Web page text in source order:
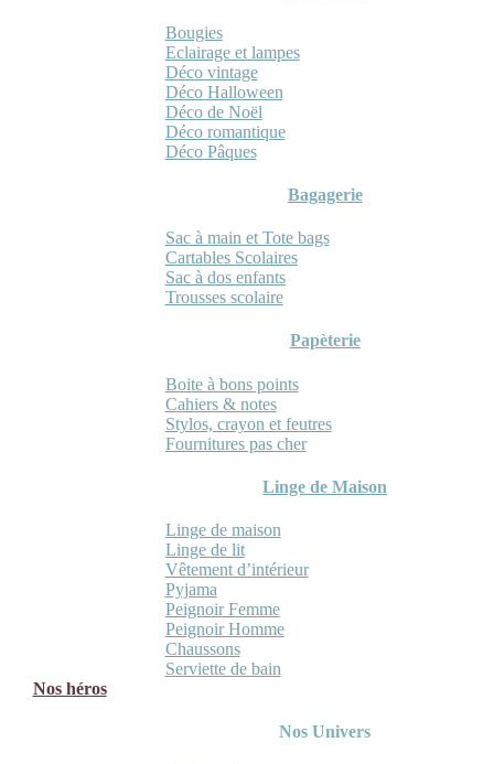
Bougies
Eclairage et lampes
Déco vintage
Déco Halloween
Déco de Noël
Déco romantique
Déco Pâques
Bagagerie
Sac à main et Tote bags
Cartables Scolaires
Sac à dos enfants
Trousses scolaire
Papèterie
Boite à bons points
Cahiers & notes
Stylos, crayon et feutres
Fournitures pas cher
Linge de Maison
Linge de maison
Linge de lit
Vêtement d’intérieur
Pyjama
Peignoir Femme
Peignoir Homme
Chaussons
Serviette de bain
Nos héros
Nos Univers